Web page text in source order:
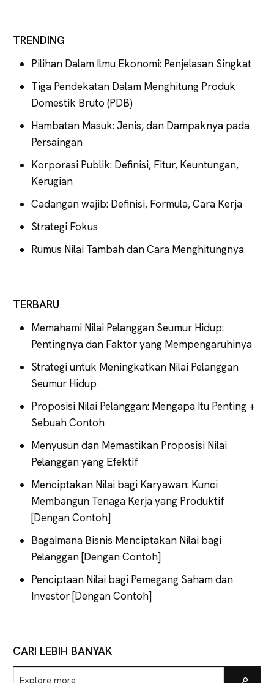
TRENDING
Pilihan Dalam Ilmu Ekonomi: Penjelasan Singkat
Tiga Pendekatan Dalam Menghitung Produk
Domestik Bruto (PDB)
Hambatan Masuk: Jenis, dan Dampaknya pada
Persaingan
Korporasi Publik: Definisi, Fitur, Keuntungan,
Kerugian
Cadangan wajib: Definisi, Formula, Cara Kerja
Strategi Fokus
Rumus Nilai Tambah dan Cara Menghitungnya
TERBARU
Memahami Nilai Pelanggan Seumur Hidup:
Pentingnya dan Faktor yang Mempengaruhinya
Strategi untuk Meningkatkan Nilai Pelanggan
Seumur Hidup
Proposisi Nilai Pelanggan: Mengapa Itu Penting +
Sebuah Contoh
Menyusun dan Memastikan Proposisi Nilai
Pelanggan yang Efektif
Menciptakan Nilai bagi Karyawan: Kunci
Membangun Tenaga Kerja yang Produktif
[Dengan Contoh]
Bagaimana Bisnis Menciptakan Nilai bagi
Pelanggan [Dengan Contoh]
Penciptaan Nilai bagi Pemegang Saham dan
Investor [Dengan Contoh]
CARI LEBIH BANYAK
Explore